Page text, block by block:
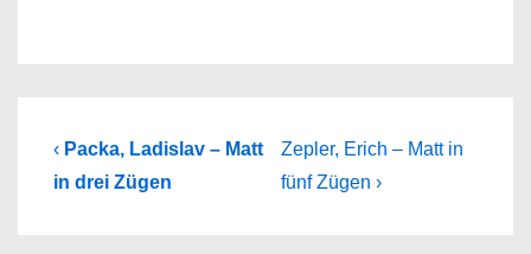
Beitragsnavigation
Previous
Post
‹ Packa, Ladislav – Matt
in drei Zügen
Next
Post
Zepler, Erich – Matt in
fünf Zügen ›